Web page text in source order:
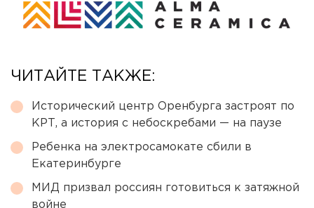
ЧИТАЙТЕ ТАКЖЕ:
Исторический центр Оренбурга застроят по
КРТ, а история с небоскребами — на паузе
Ребенка на электросамокате сбили в
Екатеринбурге
МИД призвал россиян готовиться к затяжной
войне